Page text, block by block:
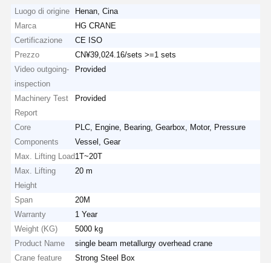
Luogo di origine
Henan, Cina
Marca
HG CRANE
Certificazione
CE ISO
Prezzo
CN¥39,024.16/sets >=1 sets
Video outgoing-
inspection
Provided
Machinery Test
Report
Provided
Core
Components
PLC, Engine, Bearing, Gearbox, Motor, Pressure
Vessel, Gear
Max. Lifting Load1T~20T
Max. Lifting
Height
20 m
Span
20M
Warranty
1 Year
Weight (KG)
5000 kg
Product Name
single beam metallurgy overhead crane
Crane feature
Strong Steel Box